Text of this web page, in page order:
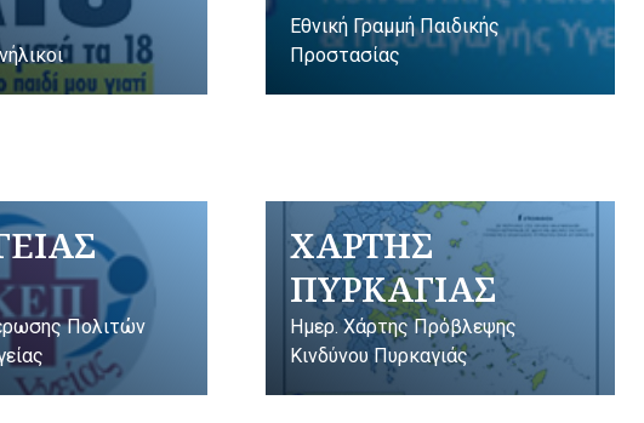
Εθνική Γραμμή Παιδικής
Προστασίας
Πολιτών
ΧΑΡΤΗΣ
ΠΥΡΚΑΓΙΑΣ
Ημερ. Χάρτης Πρόβλεψης
Κινδύνου Πυρκαγιάς